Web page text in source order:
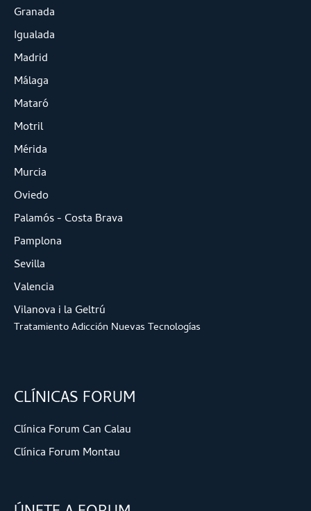
Granada
Igualada
Madrid
Málaga
Mataró
Motril
Mérida
Murcia
Oviedo
Palamós - Costa Brava
Pamplona
Sevilla
Valencia
Vilanova i la Geltrú
Tratamiento Adicción Nuevas Tecnologías
CLÍNICAS FORUM
Clínica Forum Can Calau
Clínica Forum Montau